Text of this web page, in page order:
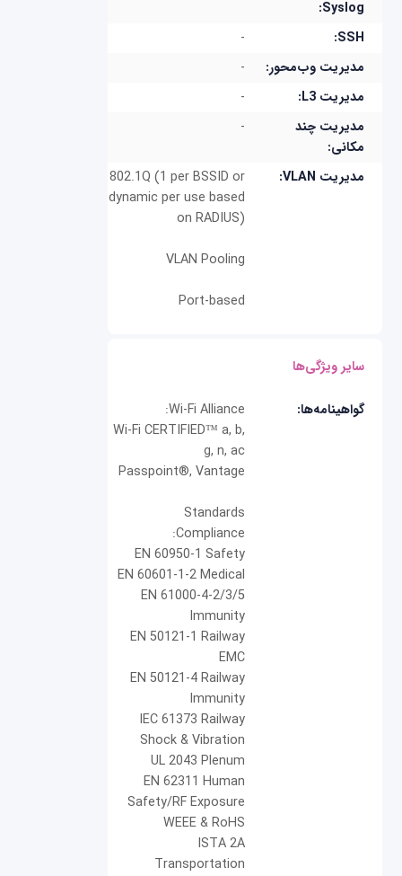
Syslog:
SSH:
-
مدیریت وب‌محور:
-
مدیریت L3:
-
مدیریت چند
مکانی:
-
مدیریت VLAN:
802.1Q (1 per BSSID or
dynamic per use based
on RADIUS)
VLAN Pooling
Port-based
سایر ویژگی‌ها
گواهینامه‌ها:
Wi-Fi Alliance:
Wi-Fi CERTIFIED™ a, b,
g, n, ac
Passpoint®, Vantage
Standards
Compliance:
EN 60950-1 Safety
EN 60601-1-2 Medical
EN 61000-4-2/3/5
Immunity
EN 50121-1 Railway
EMC
EN 50121-4 Railway
Immunity
IEC 61373 Railway
Shock & Vibration
UL 2043 Plenum
EN 62311 Human
Safety/RF Exposure
WEEE & RoHS
ISTA 2A
Transportation